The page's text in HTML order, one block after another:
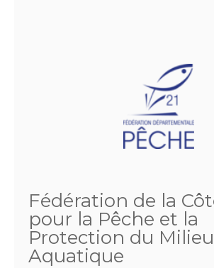
Fédération de la
pour la Pêche et la
Protection du Milieu
Aquatique